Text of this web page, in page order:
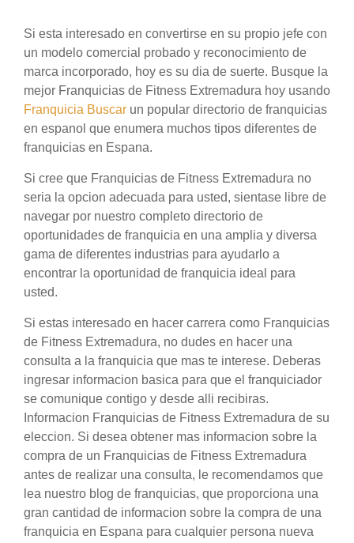
Si esta interesado en convertirse en su propio jefe con
un modelo comercial probado y reconocimiento de
marca incorporado, hoy es su dia de suerte. Busque la
mejor Franquicias de Fitness Extremadura hoy usando
Franquicia Buscar un popular directorio de franquicias
en espanol que enumera muchos tipos diferentes de
franquicias en Espana.
Si cree que Franquicias de Fitness Extremadura no
seria la opcion adecuada para usted, sientase libre de
navegar por nuestro completo directorio de
oportunidades de franquicia en una amplia y diversa
gama de diferentes industrias para ayudarlo a
encontrar la oportunidad de franquicia ideal para
usted.
Si estas interesado en hacer carrera como Franquicias
de Fitness Extremadura, no dudes en hacer una
consulta a la franquicia que mas te interese. Deberas
ingresar informacion basica para que el franquiciador
se comunique contigo y desde alli recibiras.
Informacion Franquicias de Fitness Extremadura de su
eleccion. Si desea obtener mas informacion sobre la
compra de un Franquicias de Fitness Extremadura
antes de realizar una consulta, le recomendamos que
lea nuestro blog de franquicias, que proporciona una
gran cantidad de informacion sobre la compra de una
franquicia en Espana para cualquier persona nueva